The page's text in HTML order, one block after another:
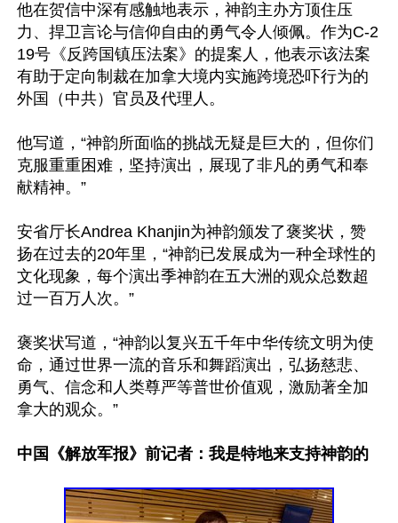
他在贺信中深有感触地表示，神韵主办方顶住压
力、捍卫言论与信仰自由的勇气令人倾佩。作为C-2
19号《反跨国镇压法案》的提案人，他表示该法案
有助于定向制裁在加拿大境内实施跨境恐吓行为的
外国（中共）官员及代理人。
他写道，“神韵所面临的挑战无疑是巨大的，但你们
克服重重困难，坚持演出，展现了非凡的勇气和奉
献精神。”
安省厅长Andrea Khanjin为神韵颁发了褒奖状，赞
扬在过去的20年里，“神韵已发展成为一种全球性的
文化现象，每个演出季神韵在五大洲的观众总数超
过一百万人次。”
褒奖状写道，“神韵以复兴五千年中华传统文明为使
命，通过世界一流的音乐和舞蹈演出，弘扬慈悲、
勇气、信念和人类尊严等普世价值观，激励著全加
拿大的观众。”
中国《解放军报》前记者：我是特地来支持神韵的